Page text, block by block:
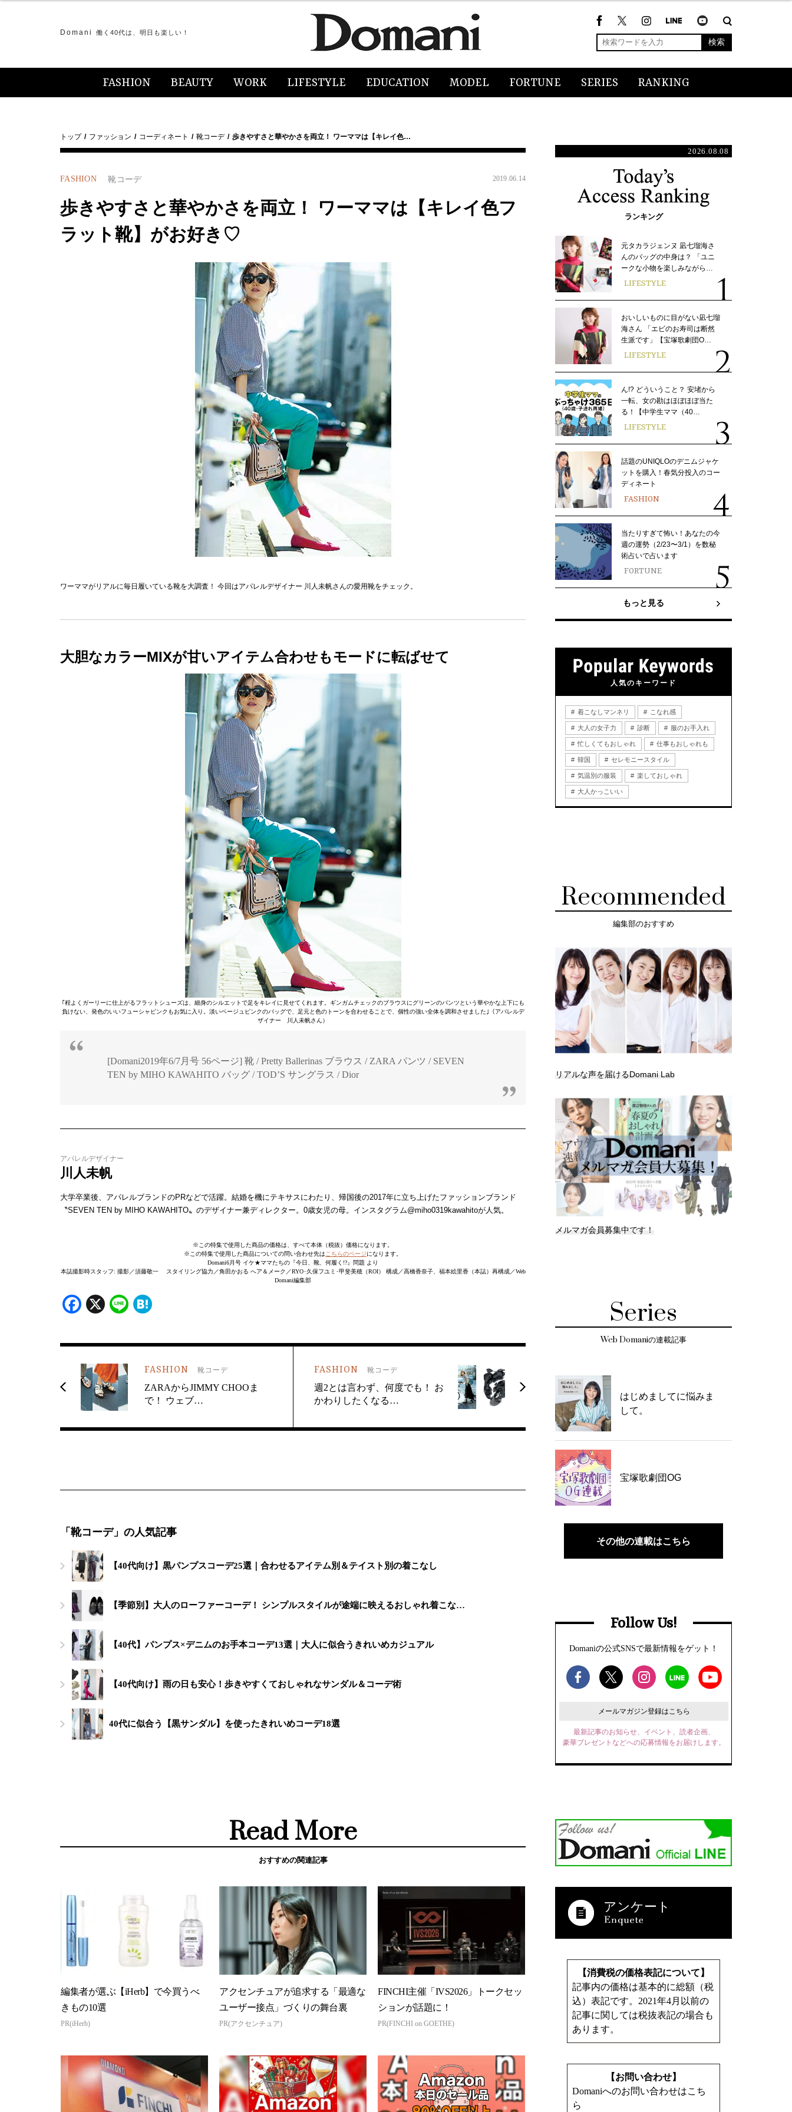
Domani 働く40代は、明日も楽しい！
検索
FASHION BEAUTY WORK LIFESTYLE EDUCATION MODEL FORTUNE SERIES RANKING
トップ ファッション コーディネート 靴コーデ 歩きやすさと華やかさを両立！ ワーママは【キレイ色…
FASHION 靴コーデ 2019.06.14
歩きやすさと華やかさを両立！ ワーママは【キレイ色フ
ラット靴】がお好き♡
ワーママがリアルに毎日履いている靴を大調査！ 今回はアパレルデザイナー 川人未帆さんの愛用靴をチェック。
大胆なカラーMIXが甘いアイテム合わせもモードに転ばせて
｢程よくガーリーに仕上がるフラットシューズは、細身のシルエットで足をキレイに見せてくれます。ギンガムチェックのブラウスにグリーンのパンツという華やかな上下にも
負けない、発色のいいフューシャピンクもお気に入り。淡いベージュピンクのバッグで、足元と色のトーンを合わせることで、個性の強い全体を調和させました｣（アパレルデ
ザイナー 川人未帆さん）
[Domani2019年6/7月号 56ページ] 靴 / Pretty Ballerinas ブラウス / ZARA パンツ / SEVEN
TEN by MIHO KAWAHITO バッグ / TOD’S サングラス / Dior
アパレルデザイナー
川人未帆
大学卒業後、アパレルブランドのPRなどで活躍。結婚を機にテキサスにわたり、帰国後の2017年に立ち上げたファッションブランド
〝SEVEN TEN by MIHO KAWAHITO〟のデザイナー兼ディレクター。0歳女児の母。インスタグラム@miho0319kawahitoが人気。
※この特集で使用した商品の価格は、すべて本体（税抜）価格になります。
※この特集で使用した商品についての問い合わせ先は こちらのページになります。
Domani6月号 イケ★ママたちの『今日、靴、何履く!?』問題 より
本誌撮影時スタッフ: 撮影／須藤敬一 スタイリング協力／角田かおる へア＆メーク／RYO･久保フユミ･甲斐美穂（ROI） 構成／高橋香奈子、福本絵里香（本誌）再構成／Web
Domani編集部
Facebook
X Line
FASHION 靴コーデ
ZARAからJIMMY CHOOま
で！ ウェブ…
FASHION 靴コーデ
週2とは言わず、何度でも！ お
かわりしたくなる…
「靴コーデ」の人気記事
【40代向け】黒パンプスコーデ25選｜合わせるアイテム別＆テイスト別の着こなし
【季節別】大人のローファーコーデ！ シンプルスタイルが途端に映えるおしゃれ着こな…
【40代】パンプス×デニムのお手本コーデ13選｜大人に似合うきれいめカジュアル
【40代向け】雨の日も安心！歩きやすくておしゃれなサンダル＆コーデ術
40代に似合う【黒サンダル】を使ったきれいめコーデ18選
Read More
おすすめの関連記事
編集者が選ぶ【iHerb】で今買うべ
きもの10選
PR(iHerb)
アクセンチュアが追求する「最適な
ユーザー接点」づくりの舞台裏
PR(アクセンチュア)
FINCHI主催「IVS2026」トークセッ
ションが話題に！
PR(FINCHI on GOETHE)
2026.08.08
ランキング
元タカラジェンヌ 凪七瑠海さ
んのバッグの中身は？ 「ユニ
ークな小物を楽しみながら…
LIFESTYLE
おいしいものに目がない凪七瑠
海さん 「エビのお寿司は断然
生派です」【宝塚歌劇団O…
LIFESTYLE
ん!? どういうこと？ 安堵から
一転、女の勘はほぼほぼ当た
る！【中学生ママ（40…
LIFESTYLE
話題のUNIQLOのデニムジャケ
ットを購入！春気分投入のコー
ディネート
FASHION
当たりすぎて怖い！あなたの今
週の運勢（2/23〜3/1）を数秘
術占いで占います
FORTUNE
もっと見る
人気のキーワード
着こなしマンネリ こなれ感
大人の女子力 診断 服のお手入れ
忙しくてもおしゃれ 仕事もおしゃれも
韓国 セレモニースタイル
気温別の服装 楽しておしゃれ
大人かっこいい
Recommended
編集部のおすすめ
リアルな声を届けるDomani Lab
メルマガ会員募集中です！
Series
Web Domaniの連載記事
はじめましてに悩みま
して。
宝塚歌劇団OG
その他の連載はこちら
Follow Us!
Domaniの公式SNSで最新情報をゲット！
メールマガジン登録はこちら
最新記事のお知らせ、イベント、読者企画、
豪華プレゼントなどへの応募情報をお届けします。
アンケート
【消費税の価格表記について】
記事内の価格は基本的に総額（税
込）表記です。2021年4月以前の
記事に関しては税抜表記の場合も
あります。
【お問い合わせ】
Domaniへのお問い合わせはこち
ら